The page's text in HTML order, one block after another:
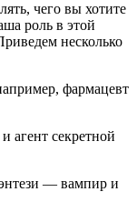
чего вы хотите
роль в этой
несколько
фармацевт
секретной
— вампир и